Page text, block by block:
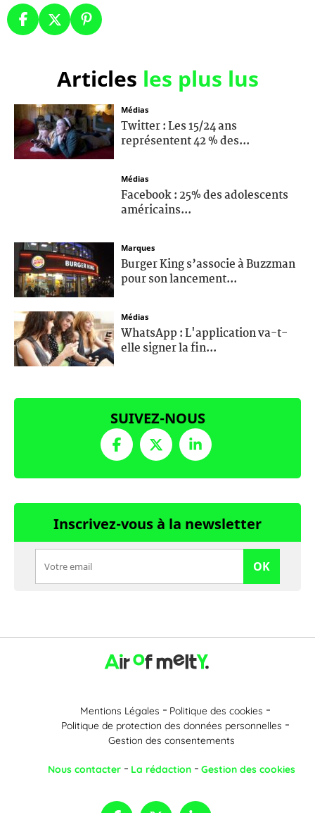
Articles les plus lus
Médias
Twitter : Les 15/24 ans
représentent 42 % des...
Médias
Facebook : 25% des adolescents
américains...
Marques
Burger King s’associe à Buzzman
pour son lancement...
Médias
WhatsApp : L'application va-t-
elle signer la fin...
SUIVEZ-NOUS
Inscrivez-vous à la newsletter
OK
Mentions Légales
Politique des cookies
Politique de protection des données personnelles
Gestion des consentements
Nous contacter La rédaction Gestion des cookies